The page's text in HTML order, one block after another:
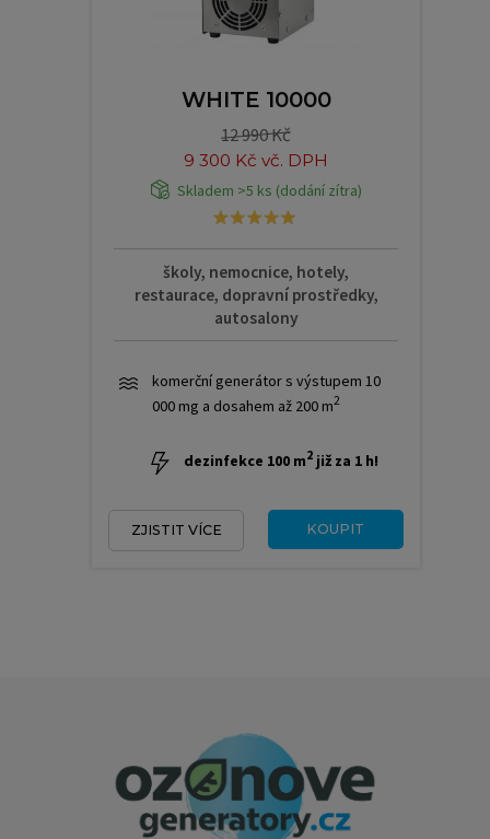
WHITE 10000
12 990 Kč
9 300 Kč vč. DPH
Skladem >5 ks (dodání zítra)
školy, nemocnice, hotely,
restaurace, dopravní prostředky,
autosalony
komerční generátor s výstupem 10
000 mg a dosahem až 200 m2
dezinfekce 100 m2 již za 1 h!
ZJISTIT VÍCE KOUPIT